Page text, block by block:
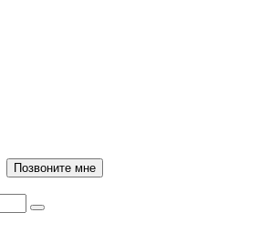
Позвоните мне